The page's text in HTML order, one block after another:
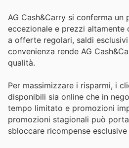
AG Cash&Carry si conferma
eccezionale e prezzi
a offerte regolari, saldi
convenienza rende AG
qualità.
Per massimizzare i risparmi, i
disponibili sia online che in
tempo limitato e promozioni
promozioni stagionali può
sbloccare ricompense